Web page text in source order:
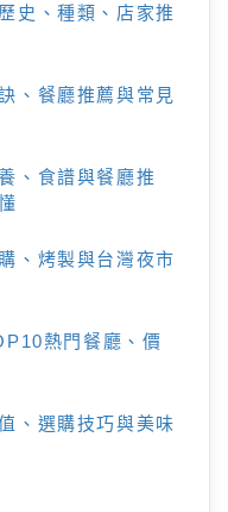
史、種類、店家推
、餐廳推薦與常見
、食譜與餐廳推
、烤製與台灣夜市
熱門餐廳、價
、選購技巧與美味